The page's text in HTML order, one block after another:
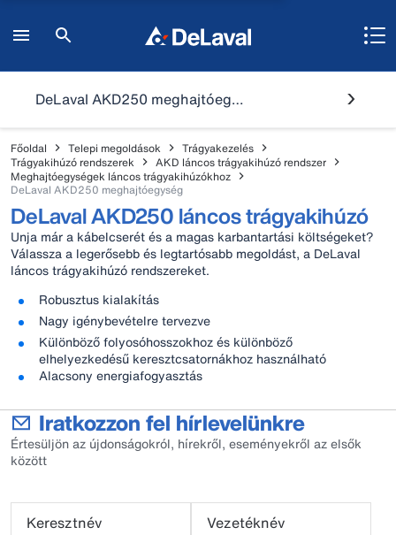
DeLaval AKD250 meghajtóegység
Főoldal Telepi megoldások
Trágyakezelés
Trágyakihúzó rendszerek
AKD láncos trágyakihúzó rendszer
Meghajtóegységek láncos trágyakihúzókhoz
DeLaval AKD250 meghajtóegység
DeLaval AKD250 láncos trágyakihúzó
Unja már a kábelcserét és a magas karbantartási költségeket?
Válassza a legerősebb és legtartósabb megoldást, a DeLaval
láncos trágyakihúzó rendszereket.
Robusztus kialakítás
Nagy igénybevételre tervezve
Különböző folyosóhosszokhoz és különböző
elhelyezkedésű keresztcsatornákhoz használható
Alacsony energiafogyasztás
Iratkozzon fel hírlevelünkre
Értesüljön az újdonságokról, hírekről, eseményekről az elsők
között
Keresztnév
Vezetéknév